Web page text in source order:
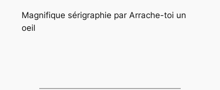
Magnifique sérigraphie par Arrache-toi un
oeil